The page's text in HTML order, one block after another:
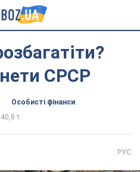
СРСР
Особисті фінанси
40,8 т.
РУС